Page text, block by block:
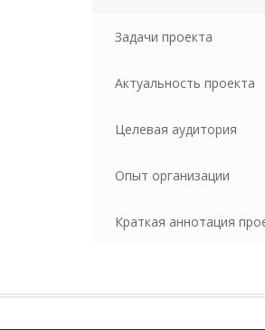
Задачи проекта
Актуальность проекта
Целевая аудитория
Опыт организации
Краткая аннотация